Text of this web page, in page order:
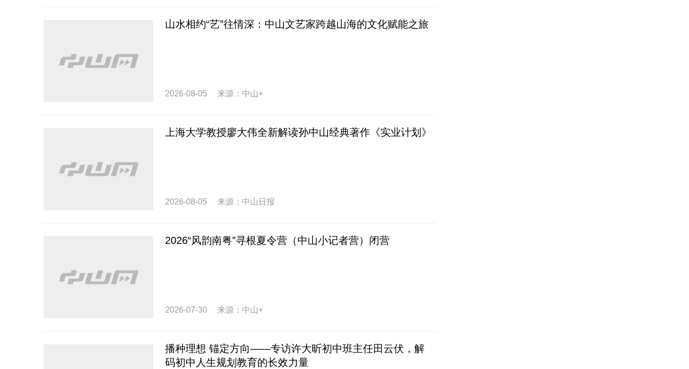
山水相约“艺”往情深：中山文艺家跨越山海的文化赋能之旅
2026-08-05 来源：中山+
上海大学教授廖大伟全新解读孙中山经典著作《实业计划》
2026-08-05 来源：中山日报
2026“风韵南粤”寻根夏令营（中山小记者营）闭营
2026-07-30 来源：中山+
播种理想 锚定方向——专访许大昕初中班主任田云伏，解
码初中人生规划教育的长效力量